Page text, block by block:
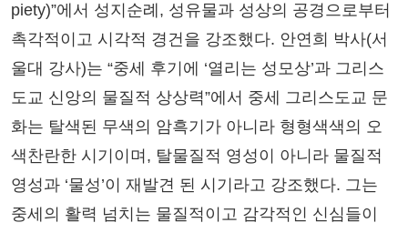
piety)”에서 성지순례, 성유물과 성상의 공경으로부터
촉각적이고 시각적 경건을 강조했다. 안연희 박사(서
울대 강사)는 “중세 후기에 ‘열리는 성모상’과 그리스
도교 신앙의 물질적 상상력”에서 중세 그리스도교 문
화는 탈색된 무색의 암흑기가 아니라 형형색색의 오
색찬란한 시기이며, 탈물질적 영성이 아니라 물질적
영성과 ‘물성’이 재발견 된 시기라고 강조했다. 그는
중세의 활력 넘치는 물질적이고 감각적인 신심들이